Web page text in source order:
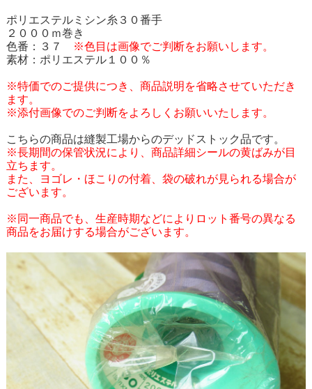
ポリエステルミシン糸３０番手
２０００ｍ巻き
色番：３７
※色目は画像でご判断をお願いします。
素材：ポリエステル１００％
※特価でのご提供につき、商品説明を省略させていただき
ます。
※添付画像でのご判断をよろしくお願いいたします。
こちらの商品は縫製工場からのデッドストック品です。
※長期間の保管状況により、商品詳細シールの黄ばみが目
立ちます。
また、ヨゴレ・ほこりの付着、袋の破れが見られる場合が
ございます。
※同一商品でも、生産時期などによりロット番号の異なる
商品をお届けする場合がございます。